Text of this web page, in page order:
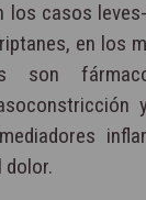
los casos
en los
son
dolor.